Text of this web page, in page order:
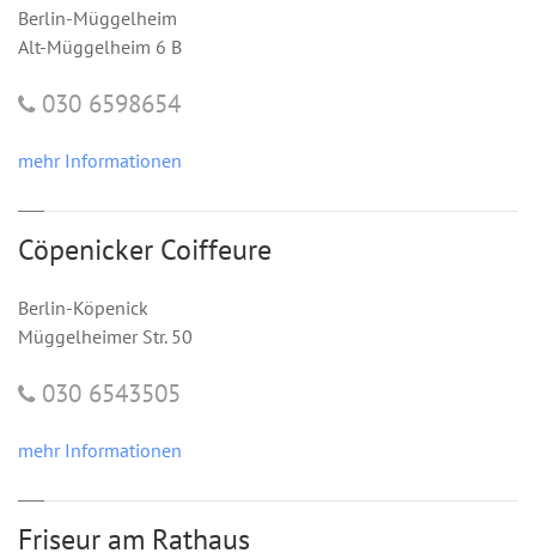
Berlin-Müggelheim
Alt-Müggelheim 6 B
030 6598654
mehr Informationen
Cöpenicker Coiffeure
Berlin-Köpenick
Müggelheimer Str. 50
030 6543505
mehr Informationen
Friseur am Rathaus